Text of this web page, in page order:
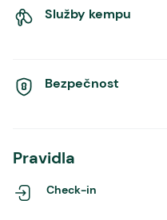
Služby kempu
Bezpečnost
Pravidla
Check-in